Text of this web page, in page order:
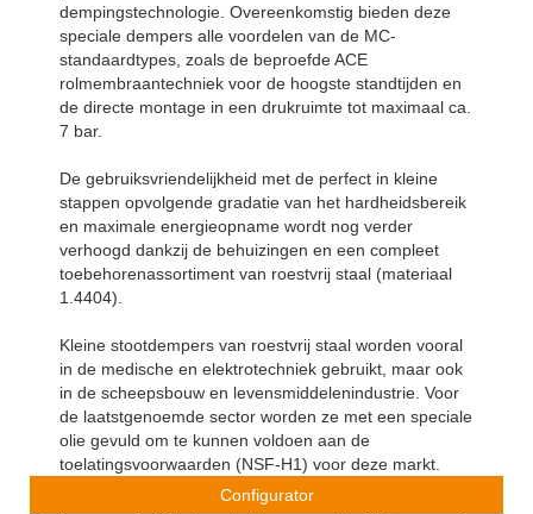
dempingstechnologie. Overeenkomstig bieden deze
speciale dempers alle voordelen van de MC-
standaardtypes, zoals de beproefde ACE
rolmembraantechniek voor de hoogste standtijden en
de directe montage in een drukruimte tot maximaal ca.
7 bar.
De gebruiksvriendelijkheid met de perfect in kleine
stappen opvolgende gradatie van het hardheidsbereik
en maximale energieopname wordt nog verder
verhoogd dankzij de behuizingen en een compleet
toebehorenassortiment van roestvrij staal (materiaal
1.4404).
Kleine stootdempers van roestvrij staal worden vooral
in de medische en elektrotechniek gebruikt, maar ook
in de scheepsbouw en levensmiddelenindustrie. Voor
de laatstgenoemde sector worden ze met een speciale
olie gevuld om te kunnen voldoen aan de
toelatingsvoorwaarden (NSF-H1) voor deze markt.
Configurator